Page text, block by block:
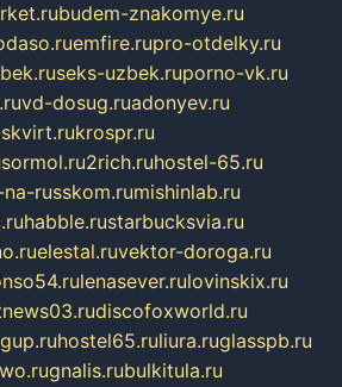
budem-znakomye.ru
emfire.rupro-otdelky.ru
seks-uzbek.ruporno-vk.ru
vd-dosug.ruadonyev.ru
krospr.ru
sormol.ru2rich.ruhostel-65.ru
russkom.rumishinlab.ru
habble.rustarbucksvia.ru
elestal.ruvektor-doroga.ru
lenasever.rulovinskix.ru
discofoxworld.ru
hostel65.ruliura.ruglasspb.ru
gnalis.rubulkitula.ru